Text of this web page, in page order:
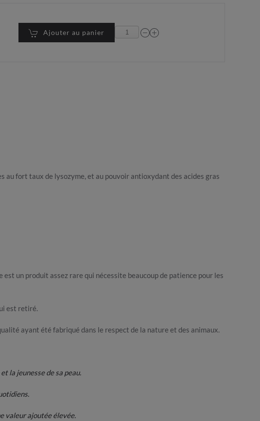
Ajouter au panier
fort taux de lysozyme, et au pouvoir antioxydant des acides gras
un produit assez rare qui nécessite beaucoup de patience pour les
est retiré.
ayant été fabriqué dans le respect de la nature et des animaux.
la jeunesse de sa peau.
valeur ajoutée élevée.